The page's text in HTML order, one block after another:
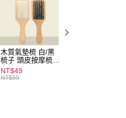
木質氣墊梳 白/黑
梳子 頭皮按摩梳
木梳
NT$49
NT$59